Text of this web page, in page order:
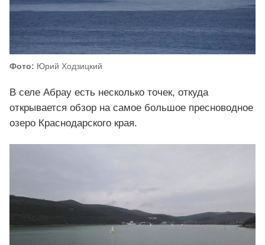
Фото: Юрий Ходзицкий
В селе Абрау есть несколько точек, откуда
открывается обзор на самое большое пресноводное
озеро Краснодарского края.